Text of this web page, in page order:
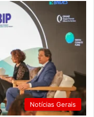
Notícias Gerais